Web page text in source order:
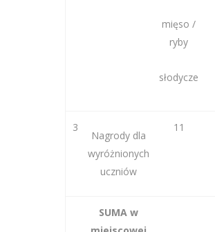
mięso /
ryby
słodycze
3
Nagrody dla
wyróżnionych
uczniów
11
SUMA w